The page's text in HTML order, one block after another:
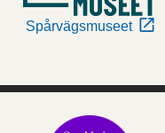
Spårvägsmuseet